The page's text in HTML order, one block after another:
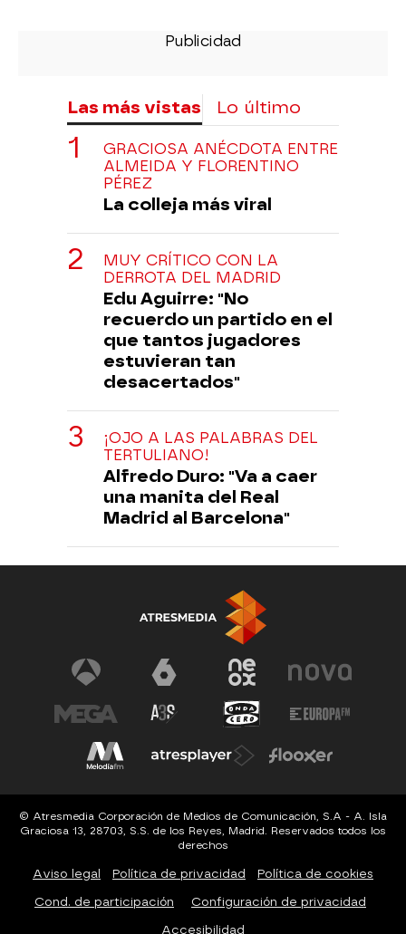
Las más vistas Lo último
GRACIOSA ANÉCDOTA ENTRE
ALMEIDA Y FLORENTINO
PÉREZ
La colleja más viral
MUY CRÍTICO CON LA
DERROTA DEL MADRID
Edu Aguirre: "No
recuerdo un partido en el
que tantos jugadores
estuvieran tan
desacertados"
¡OJO A LAS PALABRAS DEL
TERTULIANO!
Alfredo Duro: "Va a caer
una manita del Real
Madrid al Barcelona"
© Atresmedia Corporación de Medios de Comunicación, S.A - A. Isla
Graciosa 13, 28703, S.S. de los Reyes, Madrid. Reservados todos los
derechos
Aviso legal Política de privacidad Política de cookies
Cond. de participación Configuración de privacidad
Accesibilidad